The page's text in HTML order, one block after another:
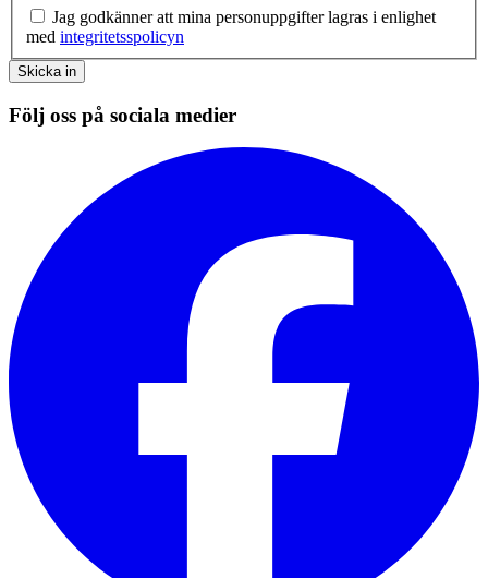
Jag godkänner att mina personuppgifter lagras i enlighet
med integritetsspolicyn
Skicka in
Följ oss på sociala medier